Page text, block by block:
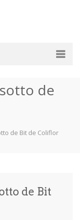
de
de Bit de Coliflor
de Bit